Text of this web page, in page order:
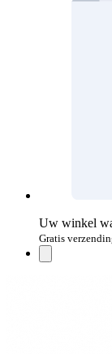
Uw winkel
Gratis